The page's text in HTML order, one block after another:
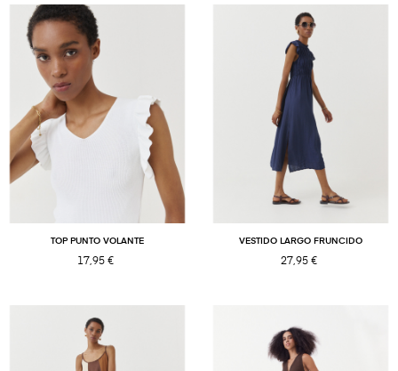
TOP PUNTO VOLANTE
17,95 €
VESTIDO LARGO FRUNCIDO
27,95 €